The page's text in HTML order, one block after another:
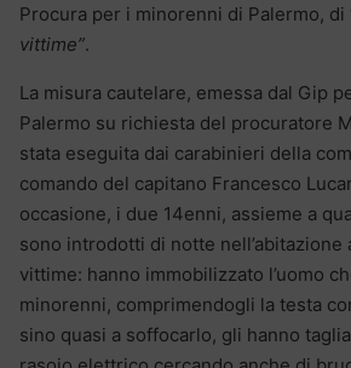
Procura per i minorenni di Palermo, di
vittime”.
La misura cautelare, emessa dal Gip
Palermo su richiesta del procuratore
stata eseguita dai carabinieri della
comando del capitano Francesco
occasione, i due 14enni, assieme a
sono introdotti di notte nell’abitazione
vittime: hanno immobilizzato l’uomo
minorenni, comprimendogli la testa
sino quasi a soffocarlo, gli hanno